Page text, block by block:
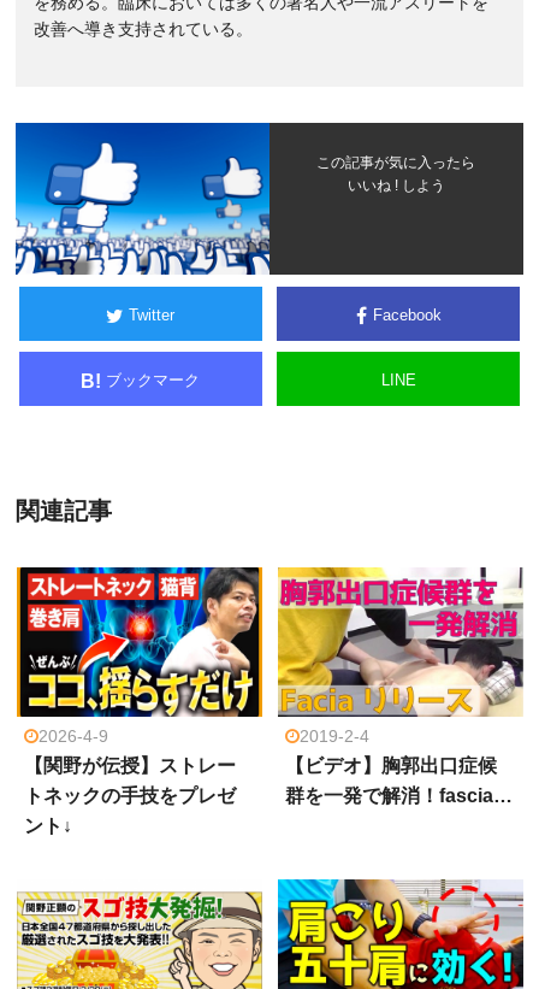
改善へ導き支持されている。
この記事が気に入ったら
いいね ! しよう
Twitter Facebook
B! ブックマーク LINE
関連記事
2026-4-9
【関野が伝授】ストレー
トネックの手技をプレゼ
ント↓
2019-2-4
【ビデオ】胸郭出口症候
群を一発で解消！fascia…